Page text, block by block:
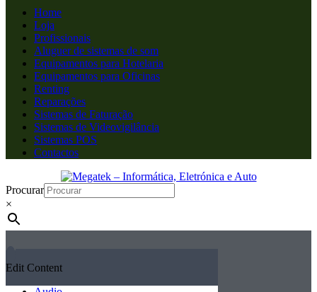
Home
Loja
Profissionais
Aluguer de sistemas de som
Equipamentos para Hotelaria
Equipamentos para Oficinas
Renting
Reparações
Sistemas de Faturação
Sistemas de Videovigilância
Sistemas POS
Contactos
Procurar
×
Edit Content